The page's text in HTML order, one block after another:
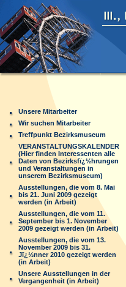
Unsere Mitarbeiter
Wir suchen Mitarbeiter
Treffpunkt Bezirksmuseum
VERANSTALTUNGSKALENDER
(Hier finden Interessenten alle
Daten von Bezirksfï¿½hrungen
und Veranstaltungen in
unserem Bezirksmuseum)
Ausstellungen, die vom 8. Mai
bis 21. Juni 2009 gezeigt
werden (in Arbeit)
Ausstellungen, die vom 11.
September bis 1. November
2009 gezeigt werden (in Arbeit)
Ausstellungen, die vom 13.
November 2009 bis 31.
Jï¿½nner 2010 gezeigt werden
(in Arbeit)
Unsere Ausstellungen in der
Vergangenheit (in Arbeit)